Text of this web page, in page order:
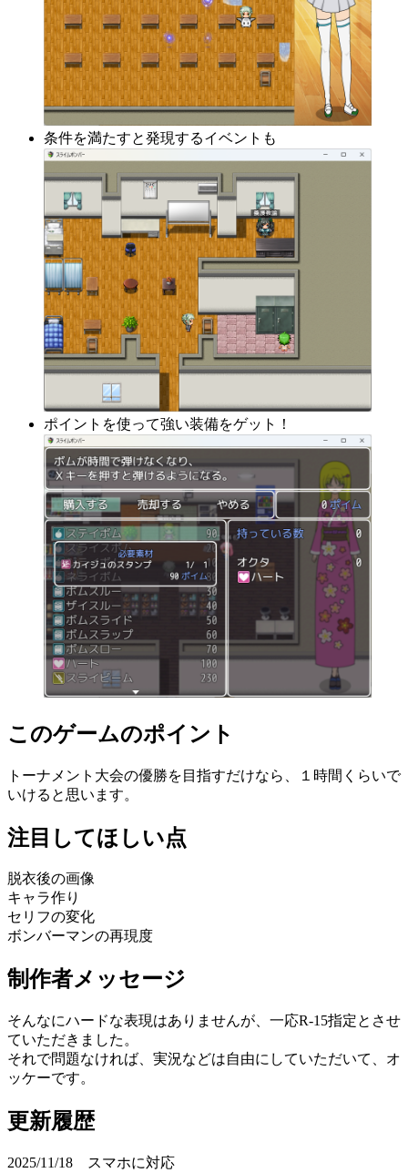
条件を満たすと発現するイベントも
ポイントを使って強い装備をゲット！
このゲームのポイント
トーナメント大会の優勝を目指すだけなら、１時間くらいで
いけると思います。
注目してほしい点
脱衣後の画像
キャラ作り
セリフの変化
ボンバーマンの再現度
制作者メッセージ
そんなにハードな表現はありませんが、一応R-15指定とさせ
ていただきました。
それで問題なければ、実況などは自由にしていただいて、オ
ッケーです。
更新履歴
2025/11/18 スマホに対応